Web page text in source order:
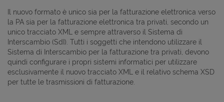
Il nuovo formato è unico sia per la fatturazione elettronica verso
la PA sia per la fatturazione elettronica tra privati, secondo un
unico tracciato XML e sempre attraverso il Sistema di
Interscambio (SdI). Tutti i soggetti che intendono utilizzare il
Sistema di Interscambio per la fatturazione tra privati, devono
quindi configurare i propri sistemi informatici per utilizzare
esclusivamente il nuovo tracciato XML e il relativo schema XSD
per tutte le trasmissioni di fatturazione.